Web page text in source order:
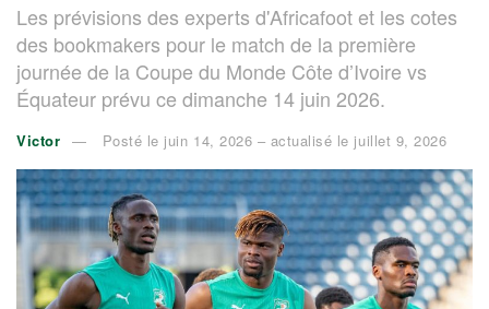
Les prévisions des experts d'Africafoot et les cotes
des bookmakers pour le match de la première
journée de la Coupe du Monde Côte d’Ivoire vs
Équateur prévu ce dimanche 14 juin 2026.
Victor Posté le juin 14, 2026 – actualisé le juillet 9, 2026